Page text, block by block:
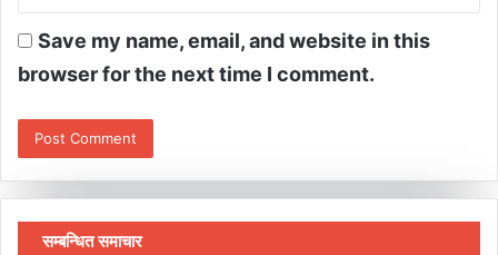
Save my name, email, and website in this
browser for the next time I comment.
सम्बन्धित समाचार